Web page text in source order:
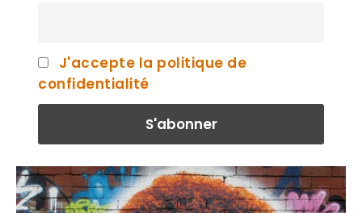
J'accepte la politique de
confidentialité